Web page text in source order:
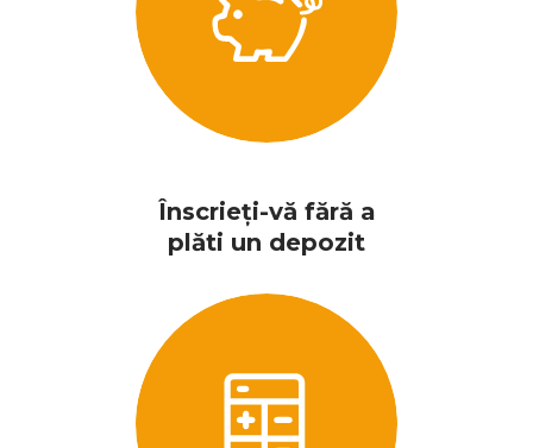
Înscrieți-vă fără a
plăti un depozit